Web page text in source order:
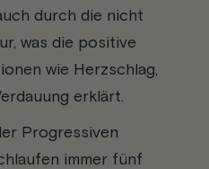
durch die nicht
was die positive
wie Herzschlag,
erklärt.
Progressiven
immer fünf